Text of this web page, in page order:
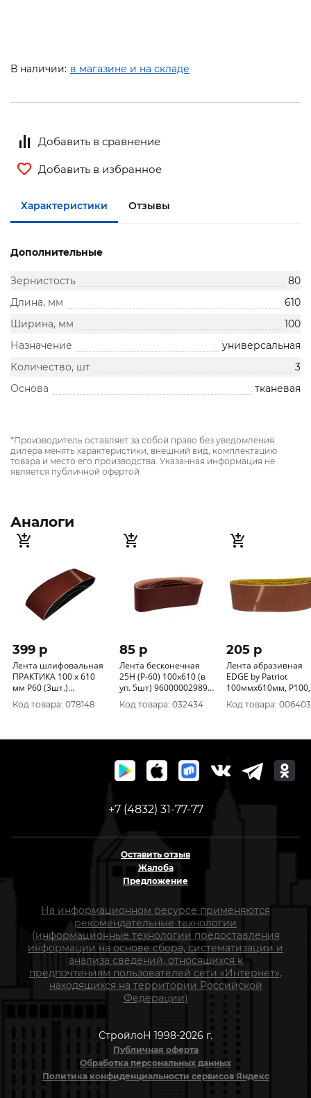
В наличии: в магазине и на складе
Добавить в сравнение
Добавить в избранное
Характеристики Отзывы
Дополнительные
Зернистость
80
Длина, мм
610
Ширина, мм
100
Назначение
универсальная
Количество, шт
3
Основа
тканевая
*Производитель оставляет за собой право без уведомления
дилера менять характеристики, внешний вид, комплектацию
товара и место его производства. Указанная информация не
является публичной офертой
Аналоги
399 p
Лента шлифовальная
ПРАКТИКА 100 х 610
мм P60 (3шт.)
картонный подвес 031-
358
Код товара: 078148
85 p
Лента бесконечная
25Н (P-60) 100х610 (в
уп. 5шт) 960000029893
ГОСТ 12439-79 БАЗ
Код товара: 032434
205 p
Лента абразивная
EDGE by Patriot
100ммх610мм, Р100,
3шт 820010016
Код товара: 006403
+7 (4832) 31-77-77
Оставить отзыв
Жалоба
Предложение
На информационном ресурсе применяются
рекомендательные технологии
(информационные технологии предоставления
информации на основе сбора, систематизации и
анализа сведений, относящихся к
предпочтениям пользователей сети «Интернет»,
находящихся на территории Российской
Федерации)
СтройлоН 1998-2026 г.
Публичная оферта
Обработка персональных данных
Политика конфиденциальности сервисов Яндекс